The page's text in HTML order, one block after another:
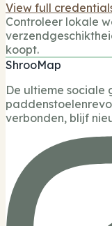
View full
Controleer lokale
koopt.
ShrooMap
De ultieme sociale
verbonden, blijf